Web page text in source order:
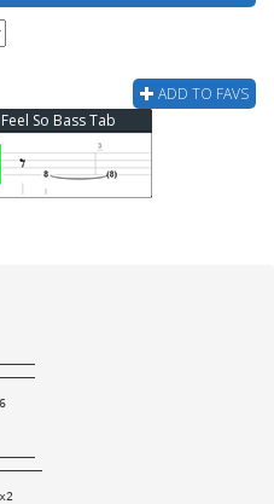
ADD TO FAVS
So Bass Tab